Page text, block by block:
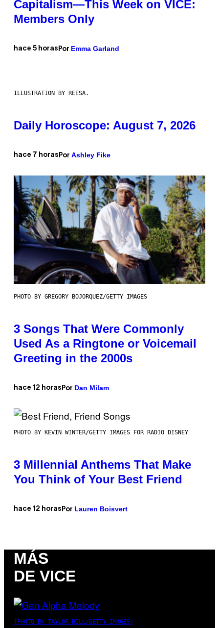
Capitalism—This Week on VICE:
Members Only
hace 5 horas Por Emma Garland
ILLUSTRATION BY REESA.
Daily Horoscope: August 7, 2026
hace 7 horas Por Ashley Fike
PHOTO BY GREGORY BOJORQUEZ/GETTY IMAGES
3 Songs That Were Commonly
Used As a Ringtone or Voicemail
Greeting in the 2000s
hace 12 horas Por Dan Milam
PHOTO BY KEVIN WINTER/GETTY IMAGES FOR RADIO DISNEY
3 Millennial Anthems That Make
You Think of Your Best Friend
hace 12 horas Por Lauren Boisvert
MÁS
DE VICE
(PHOTO BY TAYLOR HILL/GETTY IMAGES)